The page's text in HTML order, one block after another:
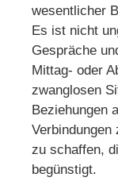
wesentlicher
Es ist nicht
Gespräche
Mittag- oder
zwanglosen
Beziehungen
Verbindungen
zu schaffen,
begünstigt.